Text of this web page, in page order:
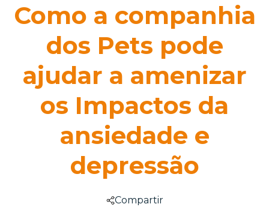
Como a companhia
dos Pets pode
ajudar a amenizar
os Impactos da
ansiedade e
depressão
Compartir